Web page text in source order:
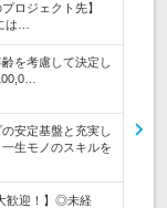
ロジェクト先】
は…
を考慮して決定し
安定基盤と充実し
生モノのスキルを
歓迎！】◎未経